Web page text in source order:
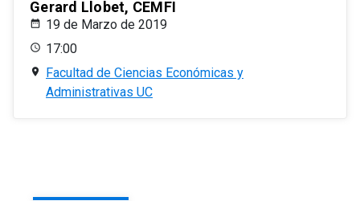
Gerard Llobet, CEMFI
19 de Marzo de 2019
17:00
Facultad de Ciencias Económicas y
Administrativas UC